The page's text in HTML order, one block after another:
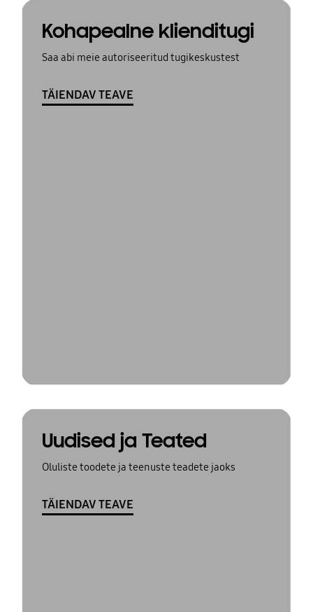
Kohapealne klienditugi
Saa abi meie autoriseeritud tugikeskustest
TÄIENDAV TEAVE
Uudised ja Teated
Oluliste toodete ja teenuste teadete jaoks
TÄIENDAV TEAVE